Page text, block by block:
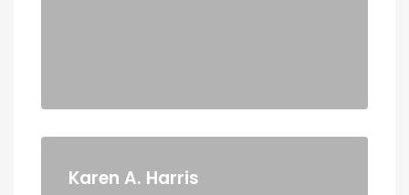
Karen A. Harris